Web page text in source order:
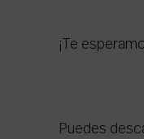
¡Te
Puedes